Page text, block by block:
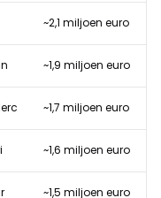
~2,1 miljoen euro
~1,9 miljoen euro
~1,7 miljoen euro
~1,6 miljoen euro
~1,5 miljoen euro